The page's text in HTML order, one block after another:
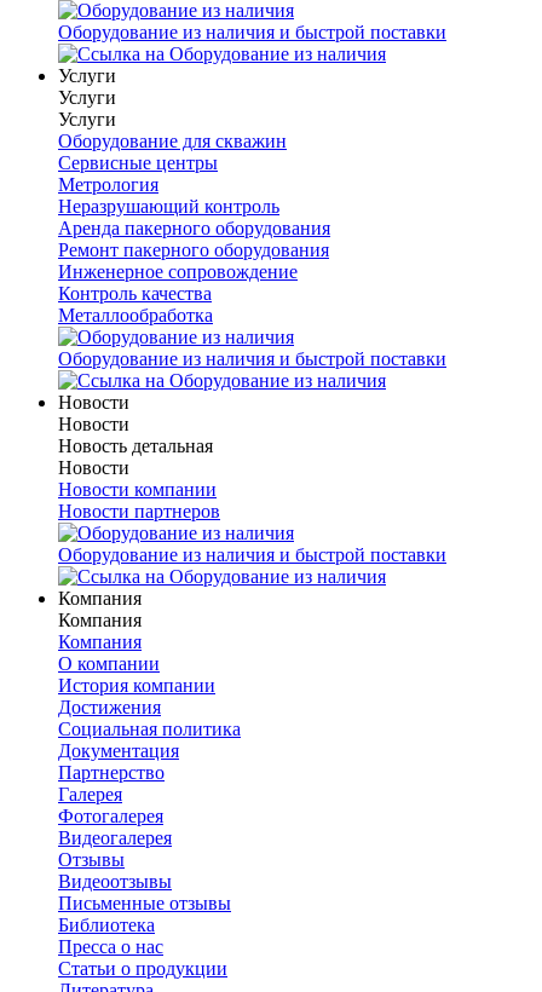
Оборудование из наличия и быстрой поставки
Услуги
Услуги
Услуги
Оборудование для скважин
Сервисные центры
Метрология
Неразрушающий контроль
Аренда пакерного оборудования
Ремонт пакерного оборудования
Инженерное сопровождение
Контроль качества
Металлообработка
Оборудование из наличия и быстрой поставки
Новости
Новости
Новость детальная
Новости
Новости компании
Новости партнеров
Оборудование из наличия и быстрой поставки
Компания
Компания
Компания
О компании
История компании
Достижения
Социальная политика
Документация
Партнерство
Галерея
Фотогалерея
Видеогалерея
Отзывы
Видеоотзывы
Письменные отзывы
Библиотека
Пресса о нас
Статьи о продукции